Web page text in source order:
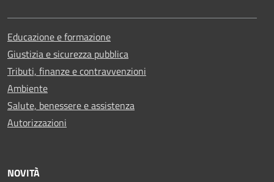
Educazione e formazione
Giustizia e sicurezza pubblica
Tributi, finanze e contravvenzioni
Ambiente
Salute, benessere e assistenza
Autorizzazioni
NOVITÀ